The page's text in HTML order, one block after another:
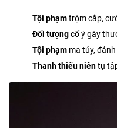
Tội phạmtrộm cắp,
Đối tượngcố ý gây
Tội phạm ma túy,
Thanh thiếu niêntụ